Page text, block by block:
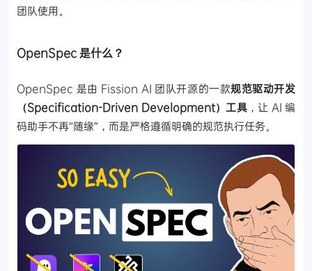
团队使用。
OpenSpec 是什么？
OpenSpec 是由 Fission AI 团队开源的一款规范驱动开发
（Specification-Driven Development）工具，让 AI 编
码助手不再“随缘”，而是严格遵循明确的规范执行任务。